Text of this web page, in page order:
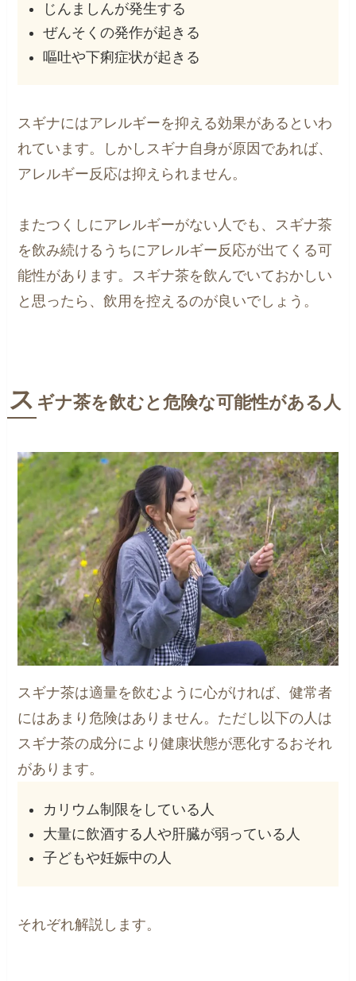
じんましんが発生する
ぜんそくの発作が起きる
嘔吐や下痢症状が起きる
スギナにはアレルギーを抑える効果があるといわ
れています。しかしスギナ自身が原因であれば、
アレルギー反応は抑えられません。
またつくしにアレルギーがない人でも、スギナ茶
を飲み続けるうちにアレルギー反応が出てくる可
能性があります。スギナ茶を飲んでいておかしい
と思ったら、飲用を控えるのが良いでしょう。
ス ギナ茶を飲むと危険な可能性がある人
スギナ茶は適量を飲むように心がければ、健常者
にはあまり危険はありません。ただし以下の人は
スギナ茶の成分により健康状態が悪化するおそれ
があります。
カリウム制限をしている人
大量に飲酒する人や肝臓が弱っている人
子どもや妊娠中の人
それぞれ解説します。